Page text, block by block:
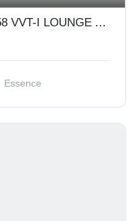
TOYOTA RAV 4 III (3) 2.0 158 VVT-I LOUNGE AWD BVA
Essence